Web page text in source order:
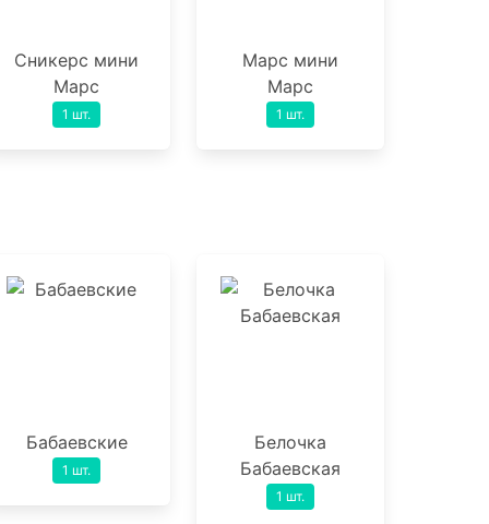
Сникерс мини
Марс
1 шт.
Марс мини
Марс
1 шт.
Бабаевские
1 шт.
Белочка
Бабаевская
1 шт.